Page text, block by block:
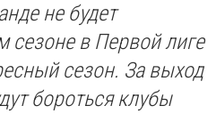
не будет
сезоне в Первой лиге
сезон. За выход
бороться клубы